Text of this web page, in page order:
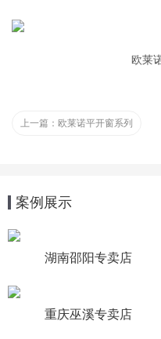
欧莱
上一篇： 欧莱诺平开窗系列
案例展示
湖南邵阳专卖店
重庆巫溪专卖店